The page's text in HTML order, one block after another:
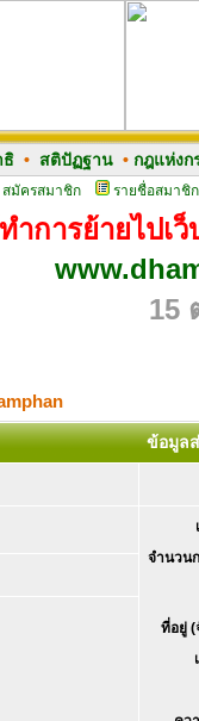
ธิ• สติปัฏฐาน• กฎแห่งก
สมัครสมาชิก รายชื่อสมาชิก
ำการย้ายไปเ
15
ข้อมูล
จำนวน
ที่อยู่ (